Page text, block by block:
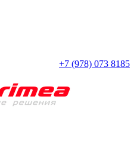
+7 (978) 073 8185